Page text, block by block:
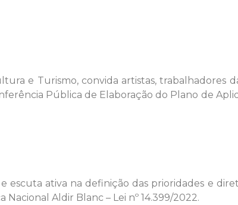
e Turismo, convida artistas, trabalhadores
Pública de Elaboração do Plano de
ativa na definição das prioridades e
Aldir Blanc – Lei nº 14.399/2022.